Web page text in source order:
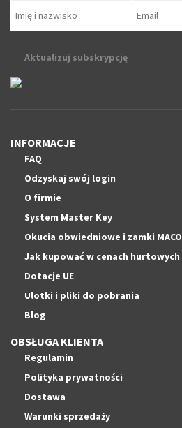
Aktualizuj subskrypcję
INFORMACJE
FAQ
Odzyskaj swój login
O firmie
System Master Key
Okucia obwiedniowe i zamki MACO
Jak kupować w cenach hurtowych
Dotacje UE
Ulotki i pliki do pobrania
Blog
OBSŁUGA KLIENTA
Regulamin
Polityka prywatności
Dostawa
Warunki sprzedaży